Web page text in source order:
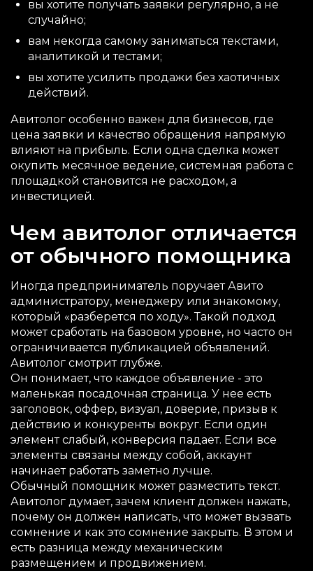
вы хотите получать заявки регулярно, а не
случайно;
вам некогда самому заниматься текстами,
аналитикой и тестами;
вы хотите усилить продажи без хаотичных
действий.
Авитолог особенно важен для бизнесов, где
цена заявки и качество обращения напрямую
влияют на прибыль. Если одна сделка может
окупить месячное ведение, системная работа с
площадкой становится не расходом, а
инвестицией.
Чем авитолог отличается
от обычного помощника
Иногда предприниматель поручает Авито
администратору, менеджеру или знакомому,
который «разберется по ходу». Такой подход
может сработать на базовом уровне, но часто он
ограничивается публикацией объявлений.
Авитолог смотрит глубже.
Он понимает, что каждое объявление - это
маленькая посадочная страница. У нее есть
заголовок, оффер, визуал, доверие, призыв к
действию и конкуренты вокруг. Если один
элемент слабый, конверсия падает. Если все
элементы связаны между собой, аккаунт
начинает работать заметно лучше.
Обычный помощник может разместить текст.
Авитолог думает, зачем клиент должен нажать,
почему он должен написать, что может вызвать
сомнение и как это сомнение закрыть. В этом и
есть разница между механическим
размещением и продвижением.